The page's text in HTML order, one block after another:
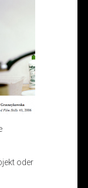
oder